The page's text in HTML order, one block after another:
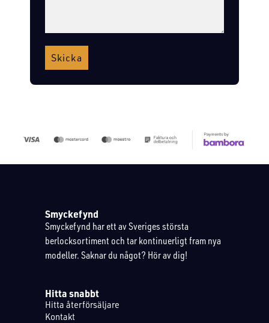
Skicka
Smyckefynd
Smyckefynd har ett av Sveriges största
berlocksortiment och tar kontinuerligt fram nya
modeller. Saknar du något? Hör av dig!
Hitta snabbt
Hitta återförsäljare
Kontakt